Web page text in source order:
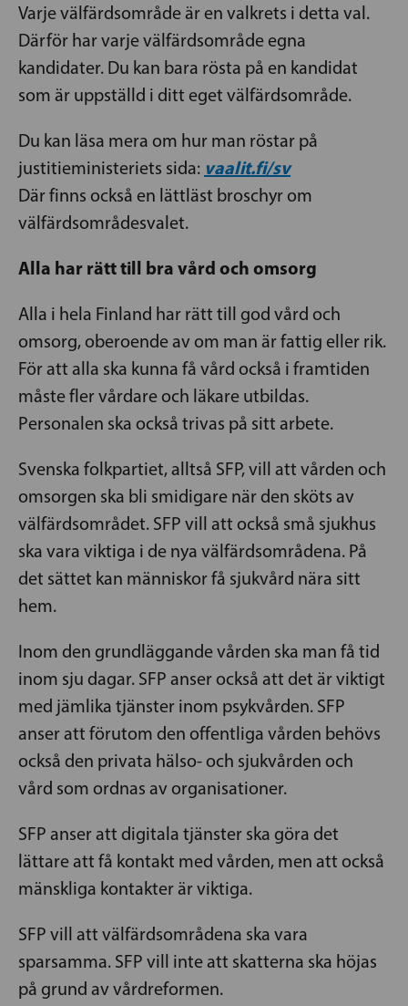
Varje välfärdsområde är en valkrets i detta val.
Därför har varje välfärdsområde egna
kandidater. Du kan bara rösta på en kandidat
som är uppställd i ditt eget välfärdsområde.
Du kan läsa mera om hur man röstar på
justitieministeriets sida: vaalit.fi/sv
Där finns också en lättläst broschyr om
välfärdsområdesvalet.
Alla har rätt till bra vård och omsorg
Alla i hela Finland har rätt till god vård och
omsorg, oberoende av om man är fattig eller rik.
För att alla ska kunna få vård också i framtiden
måste fler vårdare och läkare utbildas.
Personalen ska också trivas på sitt arbete.
Svenska folkpartiet, alltså SFP, vill att vården och
omsorgen ska bli smidigare när den sköts av
välfärdsområdet. SFP vill att också små sjukhus
ska vara viktiga i de nya välfärdsområdena. På
det sättet kan människor få sjukvård nära sitt
hem.
Inom den grundläggande vården ska man få tid
inom sju dagar. SFP anser också att det är viktigt
med jämlika tjänster inom psykvården. SFP
anser att förutom den offentliga vården behövs
också den privata hälso- och sjukvården och
vård som ordnas av organisationer.
SFP anser att digitala tjänster ska göra det
lättare att få kontakt med vården, men att också
mänskliga kontakter är viktiga.
SFP vill att välfärdsområdena ska vara
sparsamma. SFP vill inte att skatterna ska höjas
på grund av vårdreformen.